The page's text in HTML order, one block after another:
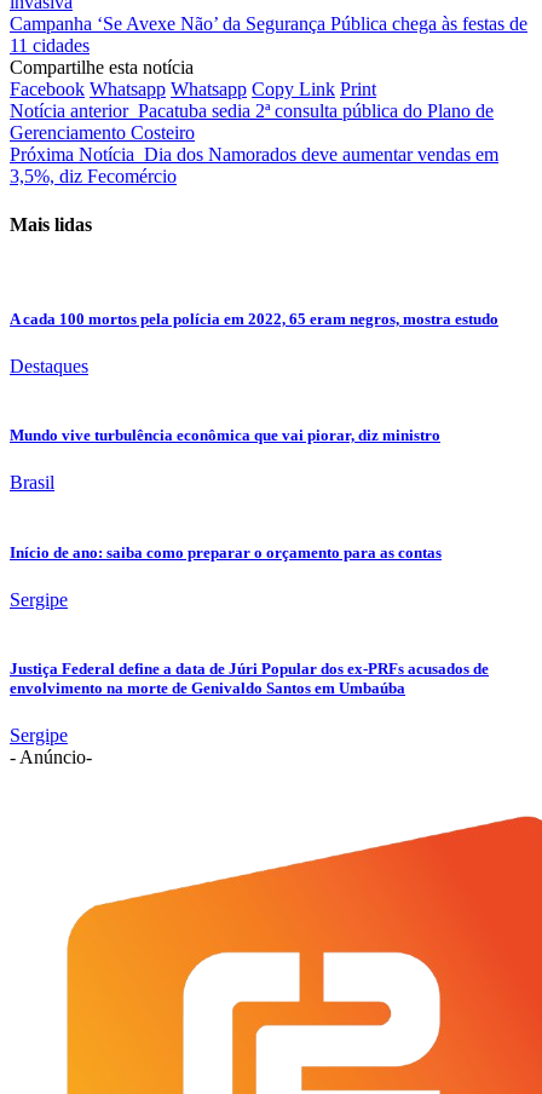
Campanha ‘Se Avexe Não’ da Segurança Pública chega às festas de
11 cidades
Compartilhe esta notícia
Facebook Whatsapp Whatsapp Copy Link Print
Notícia anterior Pacatuba sedia 2ª consulta pública do Plano de
Gerenciamento Costeiro
Próxima Notícia Dia dos Namorados deve aumentar vendas em
3,5%, diz Fecomércio
Mais lidas
A cada 100 mortos pela polícia em 2022, 65 eram negros, mostra estudo
Destaques
Mundo vive turbulência econômica que vai piorar, diz ministro
Brasil
Início de ano: saiba como preparar o orçamento para as contas
Sergipe
Justiça Federal define a data de Júri Popular dos ex-PRFs acusados de
envolvimento na morte de Genivaldo Santos em Umbaúba
Sergipe
- Anúncio-